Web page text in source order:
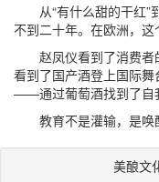
从“有什么甜的干红”
不到二十年。在欧洲，这
赵凤仪看到了消费者
看到了国产酒登上国际
——通过葡萄酒找到了自
教育不是灌输，是唤
美酿文